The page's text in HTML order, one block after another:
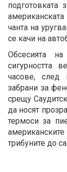
подготовката
чанта на
се качи на
Обсесията
сигурността
часове, след
забрани за
срещу
да носят
термоси за
трибуните до